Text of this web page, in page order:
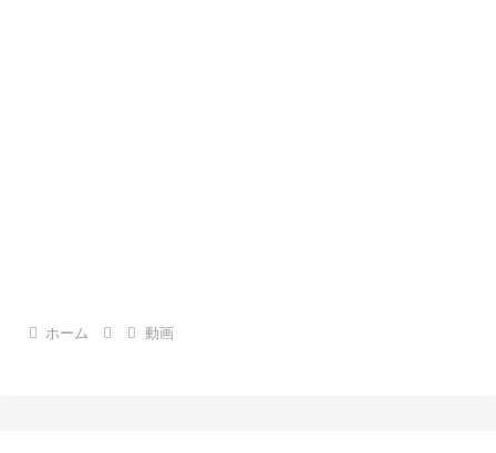
ホーム 動画